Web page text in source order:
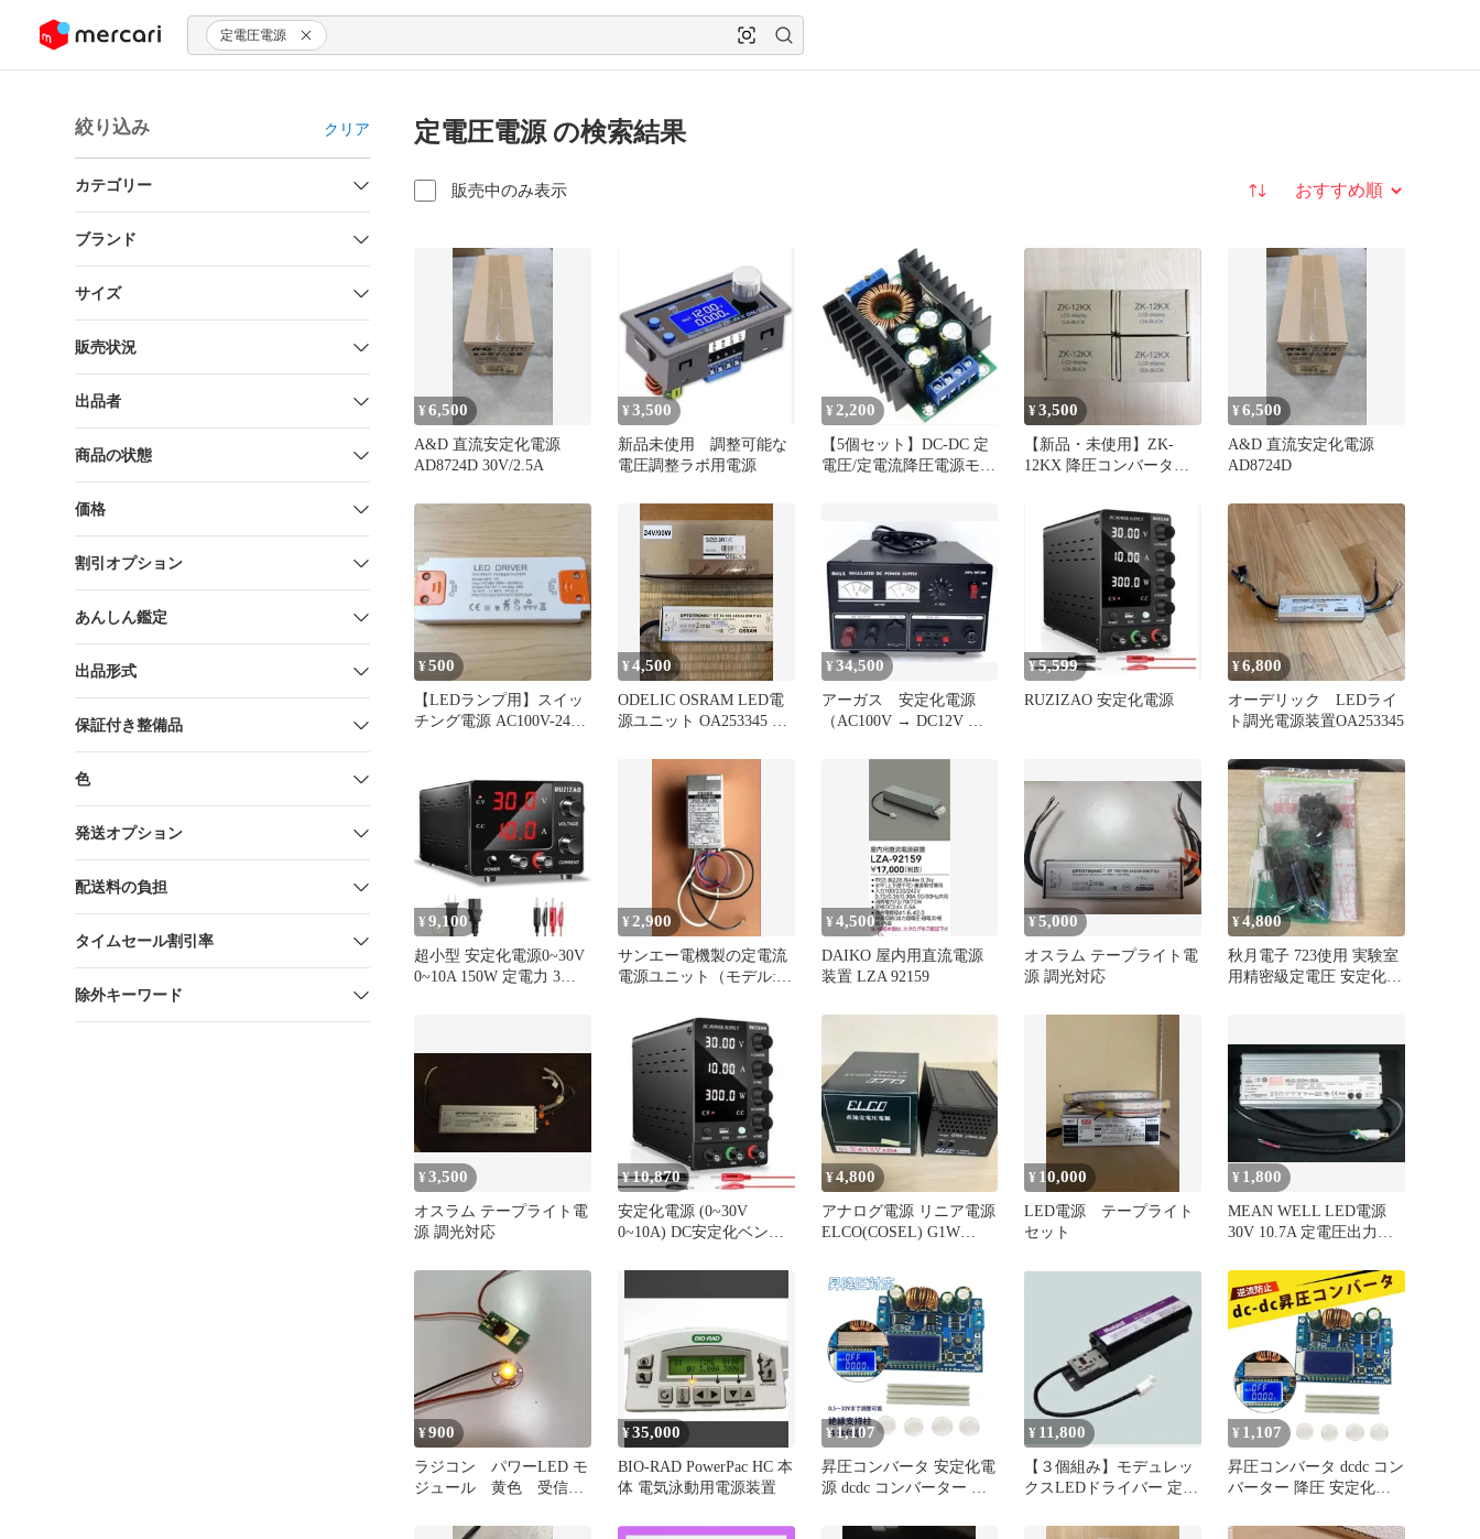
ツにスキップ 定電圧電源
絞り込み クリア
カテゴリー
ブランド
サイズ
販売状況
出品者
商品の状態
価格
割引オプション
あんしん鑑定
出品形式
保証付き整備品
色
発送オプション
配送料の負担
タイムセール割引率
除外キーワード
定電圧電源 の検索結果
販売中のみ表示 並び替え
¥6,500
A&D 直流安定化電源
AD8724D 30V/2.5A
¥3,500
新品未使用 調整可能な
電圧調整ラボ用電源
¥ 2,200
【5個セット】DC-DC 定
電圧/定電流降圧電源モジ
¥3,500
【新品・未使用】ZK-
12KX 降圧コンバータ
¥6,500
A&D 直流安定化電源
AD8724D
¥500
【LEDランプ用】スイッ
チング電源 AC100V-240V
¥4,500
ODELIC OSRAM LED電
源ユニット OA253345 本
¥34,500
アーガス 安定化電源
（AC100V → DC12V ）
¥5,599
RUZIZAO 安定化電源
¥6,800
オーデリック LEDライ
ト調光電源装置OA253345
¥ 9,100
超小型 安定化電源0~30V
0~10A 150W 定電力 3桁
¥ 2,900
サンエー電機製の定電流
電源ユニット（モデル:
¥4,500
DAIKO 屋内用直流電源
装置 LZA 92159
¥5,000
オスラム テープライト電
源 調光対応
¥4,800
秋月電子 723使用 実験室
用精密級定電圧 安定化電
¥3,500
オスラム テープライト電
源 調光対応
¥10,870
安定化電源 (0~30V
0~10A) DC安定化ベンチ
¥4,800
アナログ電源 リニア電源
ELCO(COSEL) G1W
¥ 10,000
LED電源 テープライト
セット
¥ 1,800
MEAN WELL LED電源
30V 10.7A 定電圧出力ス
¥900
ラジコン パワーLED モ
ジュール 黄色 受信機
¥35,000
BIO-RAD PowerPac HC 本
体 電気泳動用電源装置
¥ 1,107
昇圧コンバータ 安定化電
源 dcdc コンバーター 降
定電圧 定電流 LCDデジ
¥ 11,800
【３個組み】モデュレッ
クスLEDドライバー 定電
¥ 1,107
昇圧コンバータ dcdc コン
バーター 降圧 安定化電
30V 4A 可変 安定化電源